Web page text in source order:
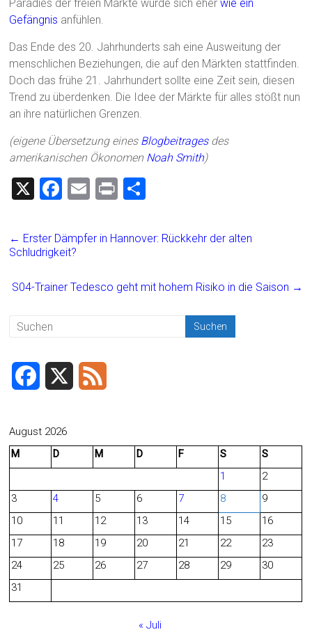
Paradies der freien Märkte würde sich eherwie ein
Gefängnis anfühlen.
Das Ende des 20. Jahrhunderts sah eine Ausweitung der
menschlichen Beziehungen, die auf den Märkten stattfinden.
Doch das frühe 21. Jahrhundert sollte eine Zeit sein, diesen
Trend zu überdenken. Die Idee der Märkte für alles stößt nun
an ihre natürlichen Grenzen.
(eigene Übersetzung eines Blogbeitragesdes
amerikanischen Ökonomen Noah Smith)
X
F
ce
b
o
E
ai
Pr
t
e
← Erster Dämpfer in Hannover: Rückkehr der alten
Schludrigkeit?
S04-Trainer Tedesco geht mit hohem Risiko in die Saison →
c
b
o
August 2026
M
D M D F S
S
1
2
3
4 5 6 7 8
9
10
11 12 13 14 15
16
17
18 19 20 21 22
23
24
25 26 27 28 29
30
31
« Juli